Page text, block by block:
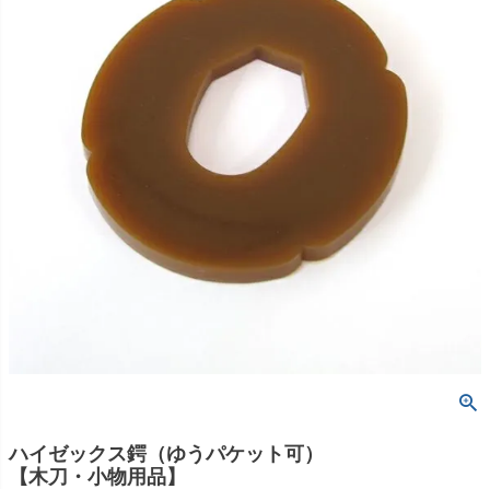
ハイゼックス鍔（ゆうパケット可）
【木刀・小物用品】